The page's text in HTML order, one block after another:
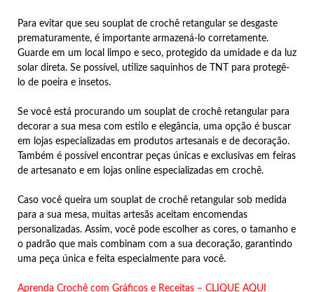
Para evitar que seu souplat de crochê retangular se desgaste
prematuramente, é importante armazená-lo corretamente.
Guarde em um local limpo e seco, protegido da umidade e da luz
solar direta. Se possível, utilize saquinhos de TNT para protegê-
lo de poeira e insetos.
Se você está procurando um souplat de crochê retangular para
decorar a sua mesa com estilo e elegância, uma opção é buscar
em lojas especializadas em produtos artesanais e de decoração.
Também é possível encontrar peças únicas e exclusivas em feiras
de artesanato e em lojas online especializadas em crochê.
Caso você queira um souplat de crochê retangular sob medida
para a sua mesa, muitas artesãs aceitam encomendas
personalizadas. Assim, você pode escolher as cores, o tamanho e
o padrão que mais combinam com a sua decoração, garantindo
uma peça única e feita especialmente para você.
Aprenda Crochê com Gráficos e Receitas – CLIQUE AQUI